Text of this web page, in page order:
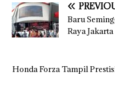
Baru
Raya
Honda Forza Tampil